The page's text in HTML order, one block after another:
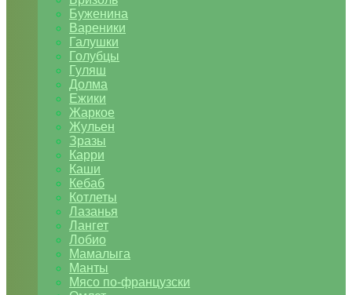
Буженина
Вареники
Галушки
Голубцы
Гуляш
Долма
Ежики
Жаркое
Жульен
Зразы
Карри
Каши
Кебаб
Котлеты
Лазанья
Лангет
Лобио
Мамалыга
Манты
Мясо по-французски